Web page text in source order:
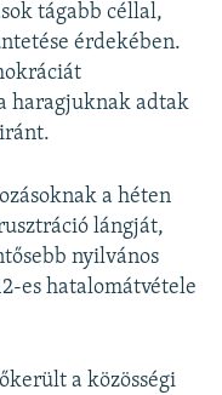
tágabb céllal,
érdekében.
haragjuknak adtak
a héten
lángját,
nyilvános
es hatalomátvétele
a közösségi